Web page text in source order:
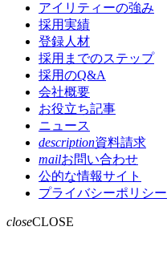
アイリティーの強み
採用実績
登録人材
採用までのステップ
採用のQ&A
会社概要
お役立ち記事
ニュース
description資料請求
mailお問い合わせ
公的な情報サイト
プライバシーポリシー
closeCLOSE